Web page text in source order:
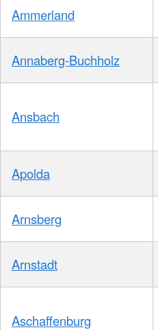
Ammerland
Annaberg-Buchholz
Ansbach
Apolda
Arnsberg
Arnstadt
Aschaffenburg